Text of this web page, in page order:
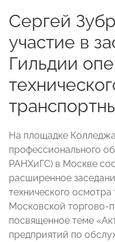
Сергей
участие в
Гильдии
На площадке
профессионального
РАНХиГС) в Москве
расширенное
технического
Московской торгово-
посвященное теме
предприятий по